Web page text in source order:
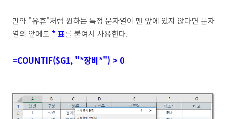
만약 "유휴"처럼 원하는 특정 문자열이 맨 앞에 있지 않다면 문자
열의 앞에도 * 표를 붙여서 사용한다.
=COUNTIF($G1, "*장비*") > 0